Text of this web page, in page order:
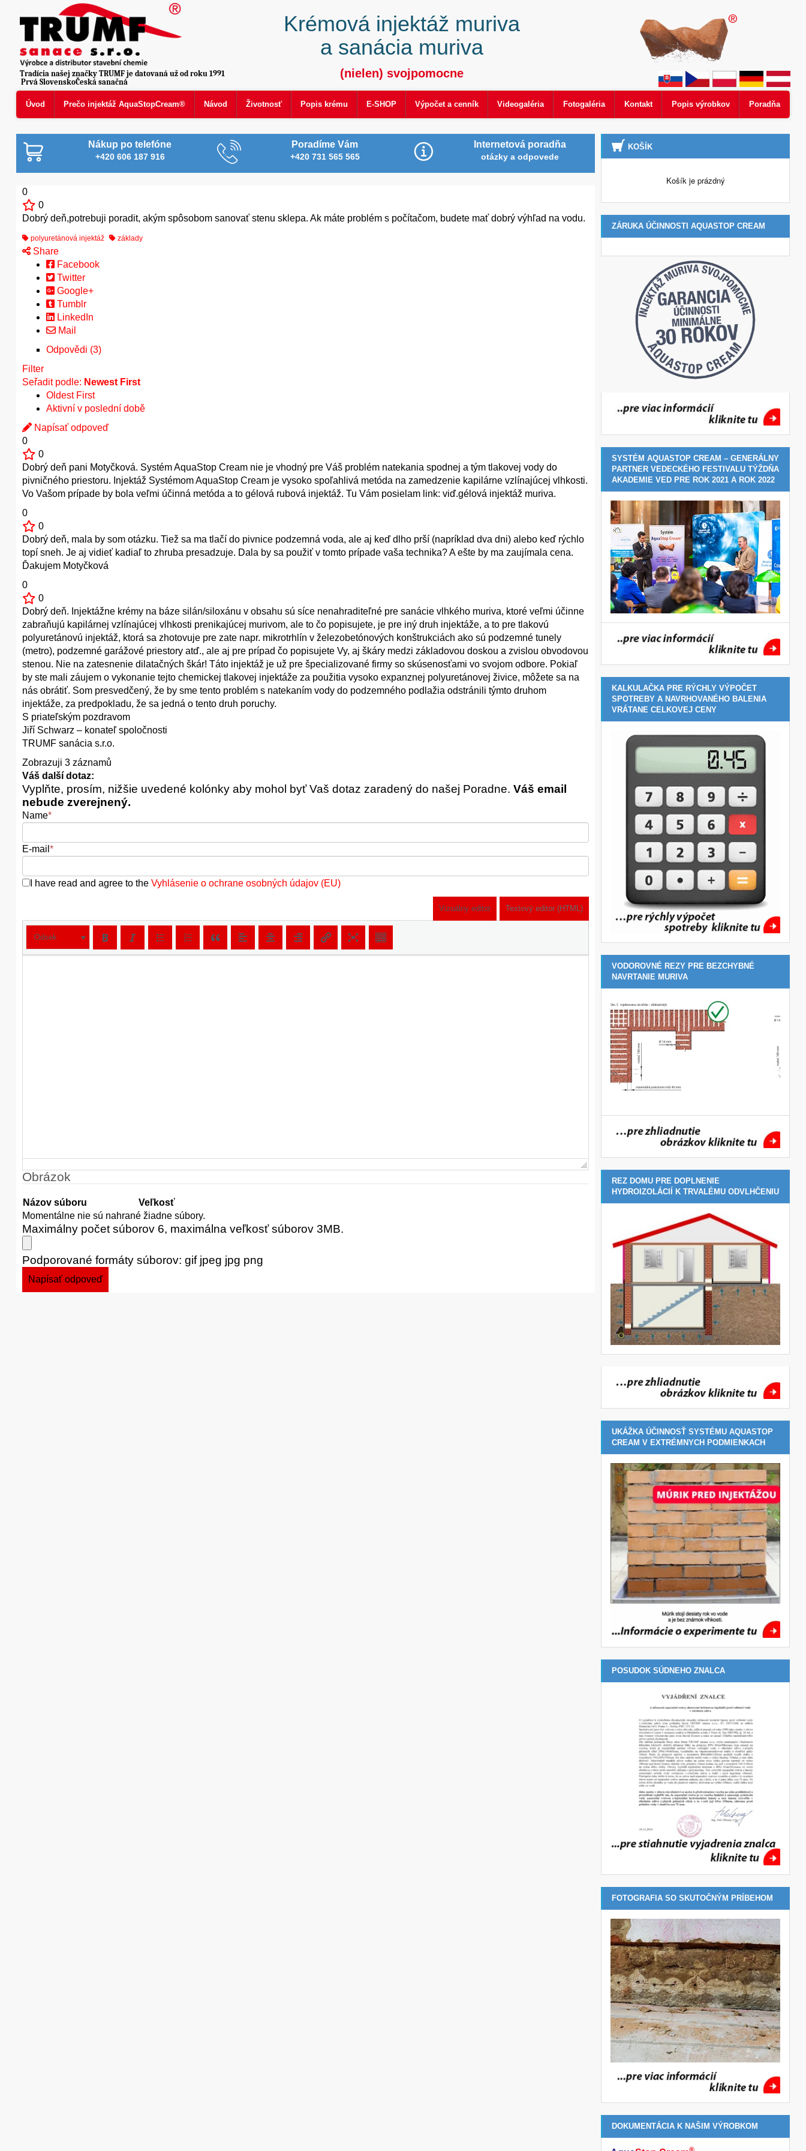
Úvod Prečo injektáž AquaStopCream® Návod Životnosť Popis krému E-SHOP Výpočet a cenník Videogaléria Fotogaléria Kontakt Popis výrobkov Poradňa
Prvá SlovenskoČeská sanačná
Krémová injektáž muriva
a sanácia muriva
(nielen) svojpomocne
Tradícia našej značky TRUMF je datovaná už od roku 1991
Nákup po telefóne
+420 606 187 916
Poradíme Vám
+420 731 565 565
Internetová poradňa
otázky a odpovede
0
0
Dobrý deň,potrebuji poradit, akým spôsobom sanovať stenu sklepa. Ak máte problém s počítačom, budete mať dobrý výhľad na vodu.
polyuretánová injektáž základy
Share
Facebook
Twitter
Google+
Tumblr
LinkedIn
Mail
Odpovědi (3)
Filter
Seřadit podle: Newest First
Oldest First
Aktivní v poslední době
Napísať odpoveď
0
0
Dobrý deň pani Motyčková. Systém AquaStop Cream nie je vhodný pre Váš problém natekania spodnej a tým tlakovej vody do
pivničného priestoru. Injektáž Systémom AquaStop Cream je vysoko spoľahlivá metóda na zamedzenie kapilárne vzlínajúcej vlhkosti.
Vo Vašom prípade by bola veľmi účinná metóda a to gélová rubová injektáž. Tu Vám posielam link: viď.gélová injektáž muriva.
0
0
Dobrý deň, mala by som otázku. Tiež sa ma tlačí do pivnice podzemná voda, ale aj keď dlho prší (napríklad dva dni) alebo keď rýchlo
topí sneh. Je aj vidieť kadiaľ to zhruba presadzuje. Dala by sa použiť v tomto prípade vaša technika? A ešte by ma zaujímala cena.
Ďakujem Motyčková
0
0
Dobrý deň. Injektážne krémy na báze silán/siloxánu v obsahu sú síce nenahraditeľné pre sanácie vlhkého muriva, ktoré veľmi účinne
zabraňujú kapilárnej vzlínajúcej vlhkosti prenikajúcej murivom, ale to čo popisujete, je pre iný druh injektáže, a to pre tlakovú
polyuretánovú injektáž, ktorá sa zhotovuje pre zate napr. mikrotrhlín v železobetónových konštrukciách ako sú podzemné tunely
(metro), podzemné garážové priestory atď., ale aj pre prípad čo popisujete Vy, aj škáry medzi základovou doskou a zvislou obvodovou
stenou. Nie na zatesnenie dilatačných škár! Táto injektáž je už pre špecializované firmy so skúsenosťami vo svojom odbore. Pokiaľ
by ste mali záujem o vykonanie tejto chemickej tlakovej injektáže za použitia vysoko expanznej polyuretánovej živice, môžete sa na
nás obrátiť. Som presvedčený, že by sme tento problém s natekaním vody do podzemného podlažia odstránili týmto druhom
injektáže, za predpokladu, že sa jedná o tento druh poruchy.
S priateľským pozdravom
Jiří Schwarz – konateľ spoločnosti
TRUMF sanácia s.r.o.
Zobrazuji 3 záznamů
Váš další dotaz:
Vyplňte, prosím, nižšie uvedené kolónky aby mohol byť Vaš dotaz zaradený do našej Poradne. Váš email
nebude zverejnený.
Name*
E-mail *
I have read and agree to the Vyhlásenie o ochrane osobných údajov (EU)
Vizuálny editor Textový editor (HTML)
Odsek
Obrázok
Názov súboru
Veľkosť
Momentálne nie sú nahrané žiadne súbory.
Maximálny počet súborov 6, maximálna veľkosť súborov 3MB.
Podporované formáty súborov: gif jpeg jpg png
KOŠÍK
Košík je prázdný
ZÁRUKA ÚČINNOSTI AQUASTOP CREAM
SYSTÉM AQUASTOP CREAM – GENERÁLNY
PARTNER VEDECKÉHO FESTIVALU TÝŽDŇA
AKADEMIE VED PRE ROK 2021 A ROK 2022
KALKULAČKA PRE RÝCHLY VÝPOČET
SPOTREBY A NAVRHOVANÉHO BALENIA
VRÁTANE CELKOVEJ CENY
VODOROVNÉ REZY PRE BEZCHYBNÉ
NAVRTANIE MURIVA
REZ DOMU PRE DOPLNENIE
HYDROIZOLÁCIÍ K TRVALÉMU ODVLHČENIU
UKÁŽKA ÚČINNOSŤ SYSTÉMU AQUASTOP
CREAM V EXTRÉMNYCH PODMIENKACH
POSUDOK SÚDNEHO ZNALCA
FOTOGRAFIA SO SKUTOČNÝM PRÍBEHOM
DOKUMENTÁCIA K NAŠIM VÝROBKOM